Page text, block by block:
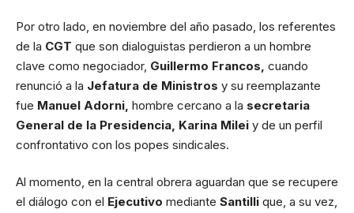
Por otro lado, en noviembre del año pasado, los referentes
de la CGT que son dialoguistas perdieron a un hombre
clave como negociador, Guillermo Francos, cuando
renunció a la Jefatura de Ministros y su reemplazante
fue Manuel Adorni, hombre cercano a la secretaria
General de la Presidencia, Karina Milei y de un perfil
confrontativo con los popes sindicales.
Al momento, en la central obrera aguardan que se recupere
el diálogo con el Ejecutivo mediante Santilli que, a su vez,